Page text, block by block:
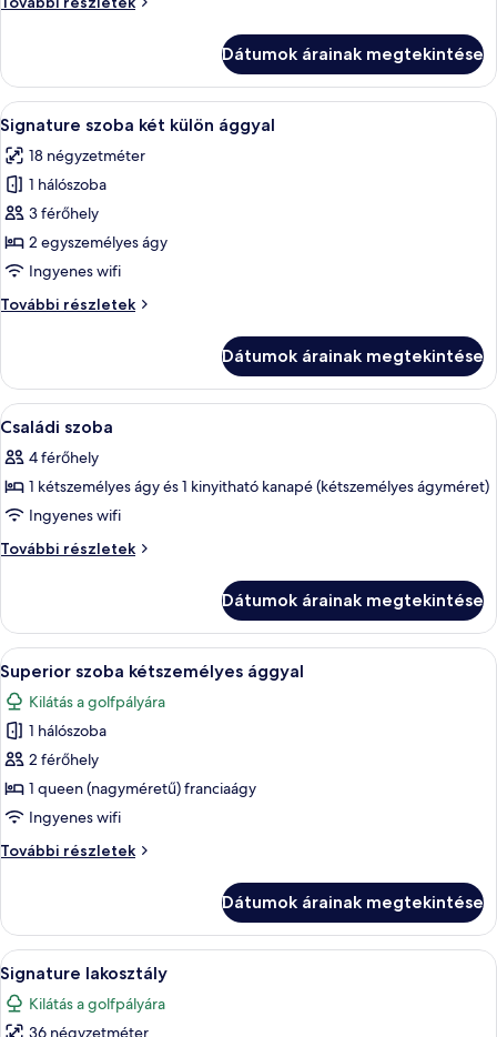
kétszemélyes
további
részletei
Dátumok árainak megtekintése
A
következő
szoba
összes
képének
megtekintése:
Signature
két
Egy szállodai szoba két ággyal,
5
Signature szoba két külön ággyal
18 négyzetméter
1 hálószoba
3 férőhely
2 egyszemélyes ágy
Ingyenes wifi
További részletek
Signature
ággyal
további
részletei
Dátumok árainak megtekintése
A
következő
szoba
összes
képének
megtekintése:
Egy szállodai szoba két ággyal,
4
Családi szoba
4 férőhely
1 kétszemélyes ágy és 1 kinyitható kanapé (kétszemélyes ágyméret)
Ingyenes wifi
További részletek
Családi
Dátumok árainak megtekintése
A
következő
szoba
összes
képének
megtekintése:
Superior
kétszemélyes
Egy modern hálószoba, melyben
5
Superior szoba kétszemélyes ággyal
Kilátás a golfpályára
1 hálószoba
2 férőhely
1 queen (nagyméretű) franciaágy
Ingyenes wifi
További részletek
Superior
további
részletei
Dátumok árainak megtekintése
A
következő
szoba
Egy szállodai szoba, amelyben egy
6
Signature lakosztály
Kilátás a golfpályára
36 négyzetméter